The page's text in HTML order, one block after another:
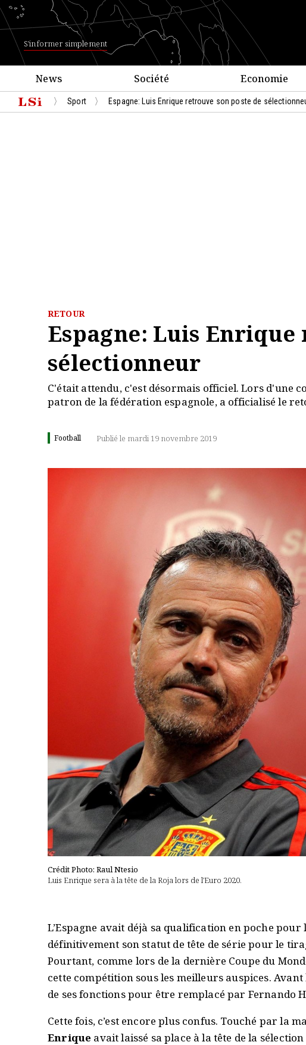
S'informer simplement
News Société Economie
Sport Espagne: Luis Enrique retrouve son poste de
RETOUR
Espagne: Luis
sélectionneur
C'était attendu, c'est désormais officiel. Lors d'une
patron de la fédération espagnole, a officialisé le
Football Publié le mardi 19 novembre 2019
Crédit Photo: Raul Ntesio
Luis Enrique sera à la tête de la Roja lors de l'Euro 2020.
L’Espagne avait déjà sa qualification en poche pour
définitivement son statut de tête de série pour le
Pourtant, comme lors de la dernière Coupe du
cette compétition sous les meilleurs auspices.
de ses fonctions pour être remplacé par Fernando
Cette fois, c’est encore plus confus. Touché par la
Enrique avait laissé sa place à la tête de la